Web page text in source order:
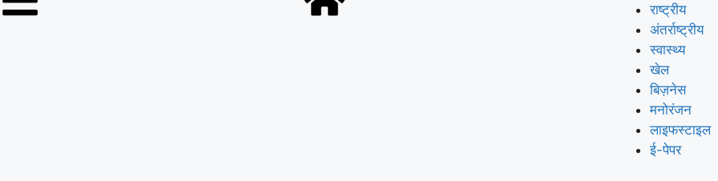
राष्ट्रीय
अंतर्राष्ट्रीय
स्वास्थ्य
खेल
बिज़नेस
मनोरंजन
लाइफस्टाइल
ई-पेपर